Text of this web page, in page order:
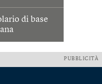
di base
PUBBLICITÀ